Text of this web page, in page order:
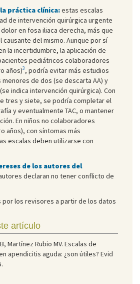
práctica clínica:estas escalas
de intervención quirúrgica urgente
en fosa iliaca derecha, más que
del mismo. Aunque por sí
la incertidumbre, la aplicación de
pediátricos colaboradores
años)3, podría evitar más estudios
de dos (se descarta AA) y
indica intervención quirúrgica). Con
tres y siete, se podría completar el
y eventualmente TAC, o mantener
En niños no colaboradores
años), con síntomas más
escalas deben utilizarse con
de los autores del
declaran no tener conflicto de
por los revisores a partir de los datos
artículo
Martínez Rubio MV. Escalas de
apendicitis aguda: ¿son útiles? Evid